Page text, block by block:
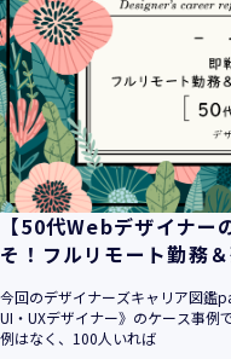
【50代Webデザイナー
そ！フルリモート勤務
今回のデザイナーズキャリア図鑑
UI・UXデザイナー》のケース事例
例はなく、100人いれば